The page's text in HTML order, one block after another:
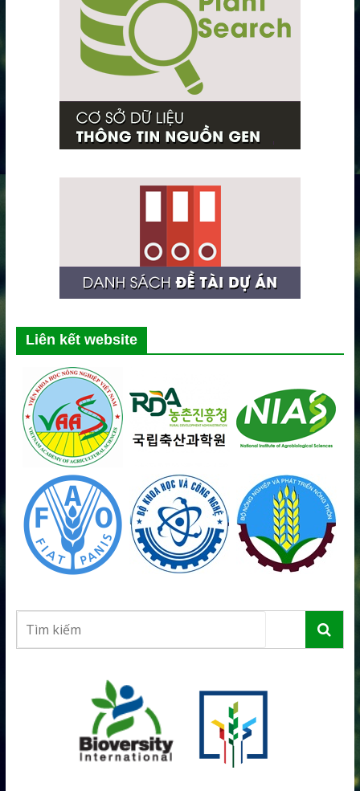
Liên kết website